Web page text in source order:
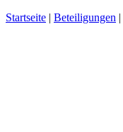
Startseite | Beteiligungen |